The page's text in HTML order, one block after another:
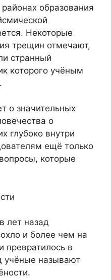
образования
Некоторые
трещин отмечают,
странный
которого учёным
о значительных
о
глубоко внутри
ещё только
которые
лет назад
и более чем на
превратилось в
учёные называют